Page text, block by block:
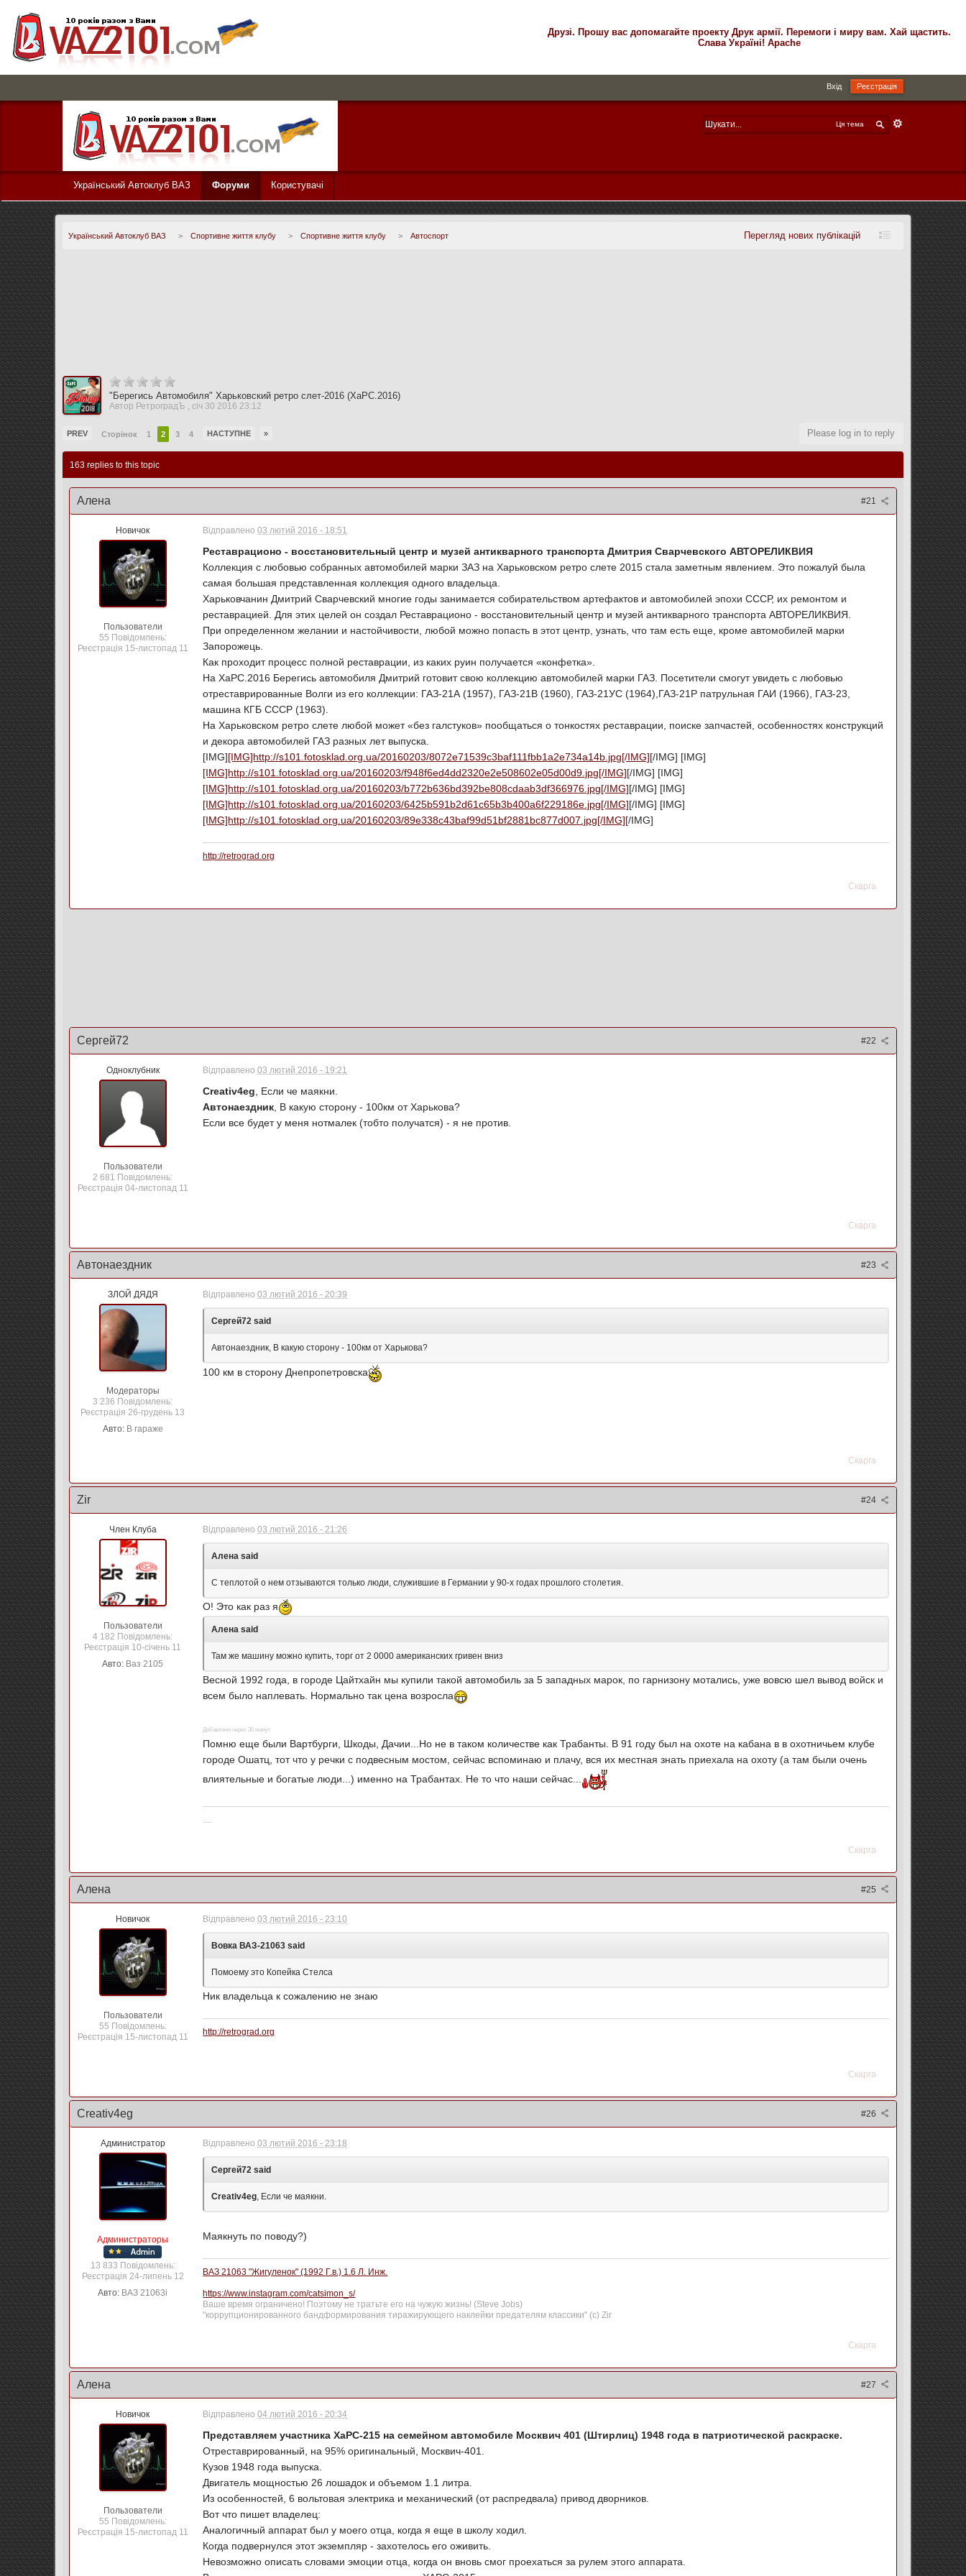
Друзі. Прошу вас допомагайте проекту Друк армії. Перемоги і миру вам. Хай щастить.
Слава Україні! Apache
Вхід Реєстрація
Ця тема
Український Автоклуб ВАЗ Форуми Користувачі
Український Автоклуб ВАЗ > Спортивне життя клубу > Спортивне життя клубу > Автоспорт Перегляд нових публікацій
"Берегись Автомобиля" Харьковский ретро слет-2016 (ХаРС.2016)
Автор РетроградЪ ,січ 30 2016 23:12
PREV Сторінок 1 2 3 4 НАСТУПНЕ » Please log in to reply
163 replies to this topic
#21
Алена
Новичок
Пользователи
55 Повідомлень:
Реєстрація 15-листопад 11
Відправлено03 лютий 2016 - 18:51
Реставрационо - восстановительный центр и музей антикварного транспорта Дмитрия Сварчевского АВТОРЕЛИКВИЯ
Коллекция с любовью собранных автомобилей марки ЗАЗ на Харьковском ретро слете 2015 стала заметным явлением. Это пожалуй была
самая большая представленная коллекция одного владельца.
Харьковчанин Дмитрий Сварчевский многие годы занимается собирательством артефактов и автомобилей эпохи СССР, их ремонтом и
реставрацией. Для этих целей он создал Реставрационо - восстановительный центр и музей антикварного транспорта АВТОРЕЛИКВИЯ.
При определенном желании и настойчивости, любой можно попасть в этот центр, узнать, что там есть еще, кроме автомобилей марки
Запорожець.
Как проходит процесс полной реставрации, из каких руин получается «конфетка».
На ХаРС.2016 Берегись автомобиля Дмитрий готовит свою коллекцию автомобилей марки ГАЗ. Посетители смогут увидеть с любовью
отреставрированные Волги из его коллекции: ГАЗ-21А (1957), ГАЗ-21В (1960), ГАЗ-21УС (1964),ГАЗ-21Р патрульная ГАИ (1966), ГАЗ-23,
машина КГБ СССР (1963).
На Харьковском ретро слете любой может «без галстуков» пообщаться о тонкостях реставрации, поиске запчастей, особенностях конструкций
и декора автомобилей ГАЗ разных лет выпуска.
[IMG][IMG]http://s101.fotosklad.org.ua/20160203/8072e71539c3baf111fbb1a2e734a14b.jpg[/IMG][/IMG] [IMG]
[IMG]http://s101.fotosklad.org.ua/20160203/f948f6ed4dd2320e2e508602e05d00d9.jpg[/IMG][/IMG] [IMG]
[IMG]http://s101.fotosklad.org.ua/20160203/b772b636bd392be808cdaab3df366976.jpg[/IMG][/IMG] [IMG]
[IMG]http://s101.fotosklad.org.ua/20160203/6425b591b2d61c65b3b400a6f229186e.jpg[/IMG][/IMG] [IMG]
[IMG]http://s101.fotosklad.org.ua/20160203/89e338c43baf99d51bf2881bc877d007.jpg[/IMG][/IMG]
http://retrograd.org
Скарга
#22
Сергей72
Одноклубник
Пользователи
2 681 Повідомлень:
Реєстрація 04-листопад 11
Відправлено03 лютий 2016 - 19:21
Creativ4eg , Если че маякни.
Автонаездник , В какую сторону - 100км от Харькова?
Если все будет у меня нотмалек (тобто получатся) - я не против.
Скарга
#23
Автонаездник
ЗЛОЙ ДЯДЯ
Модераторы
3 236 Повідомлень:
Реєстрація 26-грудень 13
Авто: В гараже
Відправлено03 лютий 2016 - 20:39
Сергей72 said
Автонаездник, В какую сторону - 100км от Харькова?
100 км в сторону Днепропетровска
Скарга
#24
Zir
Член Клуба
Пользователи
4 182 Повідомлень:
Реєстрація 10-січень 11
Авто: Ваз 2105
Відправлено03 лютий 2016 - 21:26
Алена said
С теплотой о нем отзываются только люди, служившие в Германии у 90-х годах прошлого столетия.
О! Это как раз я
Алена said
Там же машину можно купить, торг от 2 0000 американских гривен вниз
Весной 1992 года, в городе Цайтхайн мы купили такой автомобиль за 5 западных марок, по гарнизону мотались, уже вовсю шел вывод войск и
всем было наплевать. Нормально так цена возросла
Добавлено через 20 минут
Помню еще были Вартбурги, Шкоды, Дачии...Но не в таком количестве как Трабанты. В 91 году был на охоте на кабана в в охотничьем клубе
городе Ошатц, тот что у речки с подвесным мостом, сейчас вспоминаю и плачу, вся их местная знать приехала на охоту (а там были очень
влиятельные и богатые люди...) именно на Трабантах. Не то что наши сейчас...
Скарга
#25
Алена
Новичок
Пользователи
55 Повідомлень:
Реєстрація 15-листопад 11
Відправлено03 лютий 2016 - 23:10
Вовка ВАЗ-21063 said
Помоему это Копейка Стелса
Ник владельца к сожалению не знаю
http://retrograd.org
Скарга
#26
Creativ4eg
Администратор
Администраторы
13 833 Повідомлень:
Реєстрація 24-липень 12
Авто: ВАЗ 21063i
Відправлено03 лютий 2016 - 23:18
Сергей72 said
Creativ4eg , Если че маякни.
Маякнуть по поводу?)
ВАЗ 21063 "Жигуленок" (1992 Г.в.) 1.6 Л. Инж.
https://www.instagram.com/catsimon_s/
Ваше время ограничено! Поэтому не тратьте его на чужую жизнь! (Steve Jobs)
"коррупционированного бандформирования тиражирующего наклейки предателям классики" (с) Zir
Скарга
#27
Алена
Новичок
Пользователи
55 Повідомлень:
Реєстрація 15-листопад 11
Відправлено04 лютий 2016 - 20:34
Представляем участника ХаРС-215 на семейном автомобиле Москвич 401 (Штирлиц) 1948 года в патриотической раскраске.
Отреставрированный, на 95% оригинальный, Москвич-401.
Кузов 1948 года выпуска.
Двигатель мощностью 26 лошадок и объемом 1.1 литра.
Из особенностей, 6 вольтовая электрика и механический (от распредвала) привод дворников.
Вот что пишет владелец:
Аналогичный аппарат был у моего отца, когда я еще в школу ходил.
Когда подвернулся этот экземпляр - захотелось его оживить.
Невозможно описать словами эмоции отца, когда он вновь смог проехаться за рулем этого аппарата.